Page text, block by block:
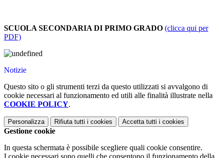
SCUOLA SECONDARIA DI PRIMO GRADO (clicca qui per
PDF)
Notizie
Questo sito o gli strumenti terzi da questo utilizzati si avvalgono di
cookie necessari al funzionamento ed utili alle finalità illustrate nella
COOKIE POLICY.
Personalizza Rifiuta tutti i cookies Accetta tutti i cookies
Gestione cookie
In questa schermata è possibile scegliere quali cookie consentire.